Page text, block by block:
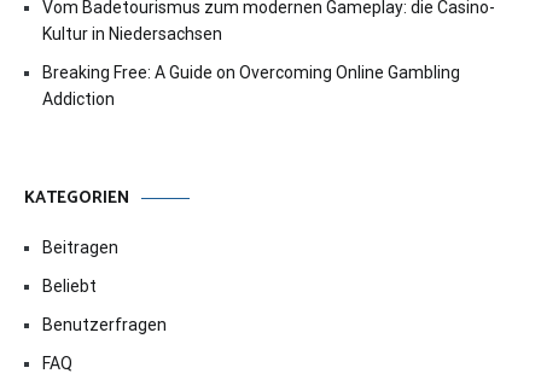
Vom Badetourismus zum modernen Gameplay: die Casino-
Kultur in Niedersachsen
Breaking Free: A Guide on Overcoming Online Gambling
Addiction
KATEGORIEN
Beitragen
Beliebt
Benutzerfragen
FAQ